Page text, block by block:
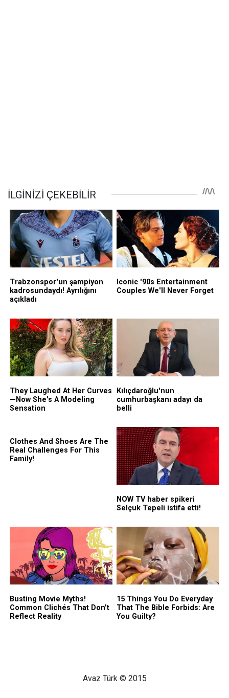
Avaz Türk © 2015